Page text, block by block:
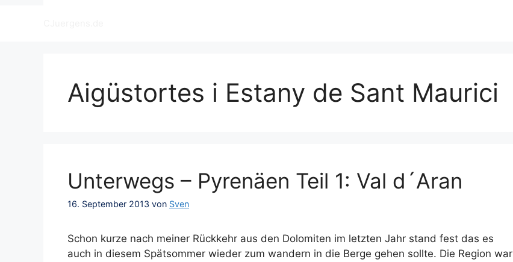
Aigüstortes i Estany de Sant Maurici
Unterwegs – Pyrenäen Teil 1: Val d´Aran
16. September 2013 von Sven
Schon kurze nach meiner Rückkehr aus den Dolomiten im letzten Jahr stand fest das es
auch in diesem Spätsommer wieder zum wandern in die Berge gehen sollte. Die Region war